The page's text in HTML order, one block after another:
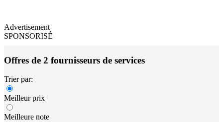
Advertisement
SPONSORISÉ
Offres de 2 fournisseurs de services
Trier par:
Meilleur prix
Meilleure note